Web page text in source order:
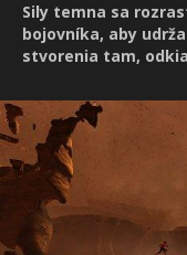
Sily temna sa
bojovníka, aby
stvorenia tam,